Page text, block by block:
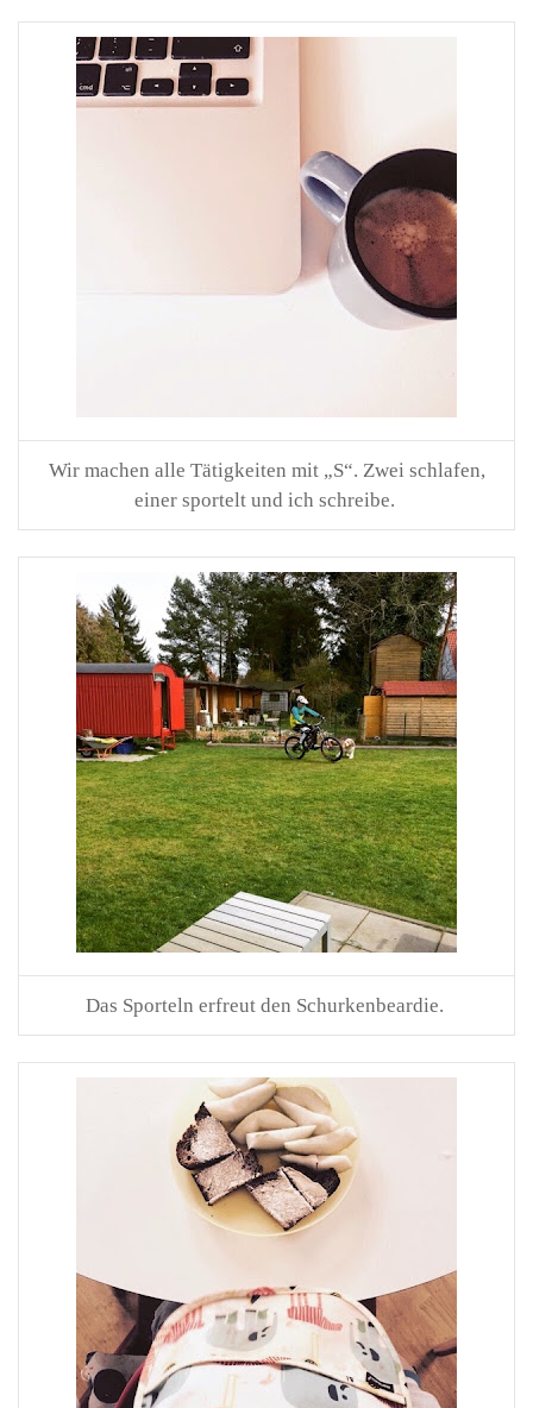
Wir machen alle Tätigkeiten mit „S“. Zwei schlafen,
einer sportelt und ich schreibe.
Das Sporteln erfreut den Schurkenbeardie.